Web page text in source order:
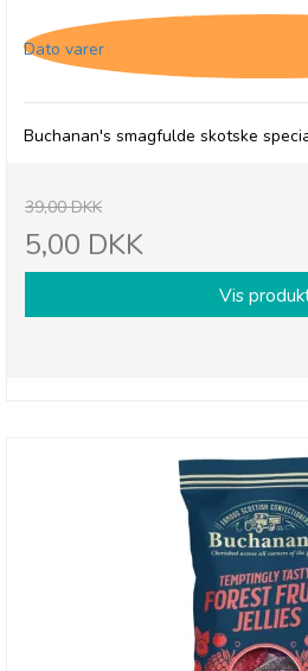
Dato varer
Buchanan's smagfulde skotske
39,00 DKK
5,00 DKK
Vis